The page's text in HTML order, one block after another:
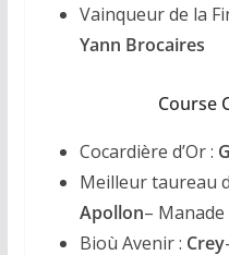
Vainqueur de la
Yann Brocaires
Course
Cocardière d’Or :
Meilleur taureau
Apollon– Manade
Bioù Avenir : Crey